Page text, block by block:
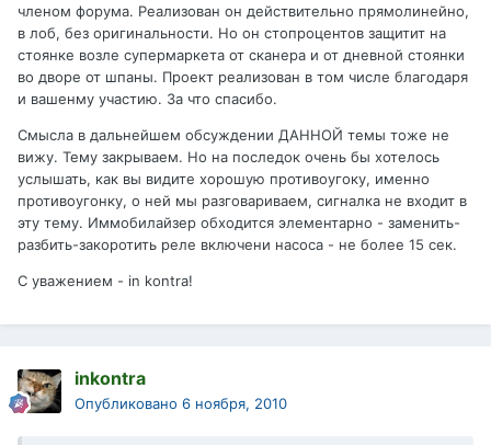
членом форума. Реализован он действительно прямолинейно,
в лоб, без оригинальности. Но он стопроцентов защитит на
стоянке возле супермаркета от сканера и от дневной стоянки
во дворе от шпаны. Проект реализован в том числе благодаря
и вашенму участию. За что спасибо.
Смысла в дальнейшем обсуждении ДАННОЙ темы тоже не
вижу. Тему закрываем. Но на последок очень бы хотелось
услышать, как вы видите хорошую противоугоку, именно
противоугонку, о ней мы разговариваем, сигналка не входит в
эту тему. Иммобилайзер обходится элементарно - заменить-
разбить-закоротить реле включени насоса - не более 15 сек.
С уважением - in kontra!
inkontra
Опубликовано 6 ноября, 2010